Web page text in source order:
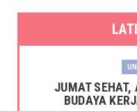
JUMAT SEHAT,
BUDAYA